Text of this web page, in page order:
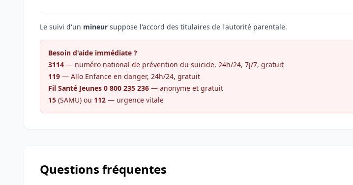
Le suivi d'un mineur suppose l'accord des titulaires de l'autorité parentale.
Besoin d'aide immédiate ?
3114 — numéro national de prévention du suicide, 24h/24, 7j/7, gratuit
119 — Allo Enfance en danger, 24h/24, gratuit
Fil Santé Jeunes 0 800 235 236 — anonyme et gratuit
15 (SAMU) ou 112 — urgence vitale
Questions fréquentes